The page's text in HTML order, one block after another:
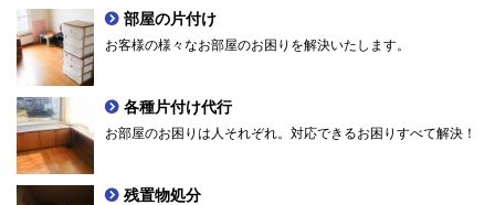
部屋の片付け
お客様の様々なお部屋のお困りを解決いたします。
各種片付け代行
お部屋のお困りは人それぞれ。対応できるお困りすべて解決！
残置物処分